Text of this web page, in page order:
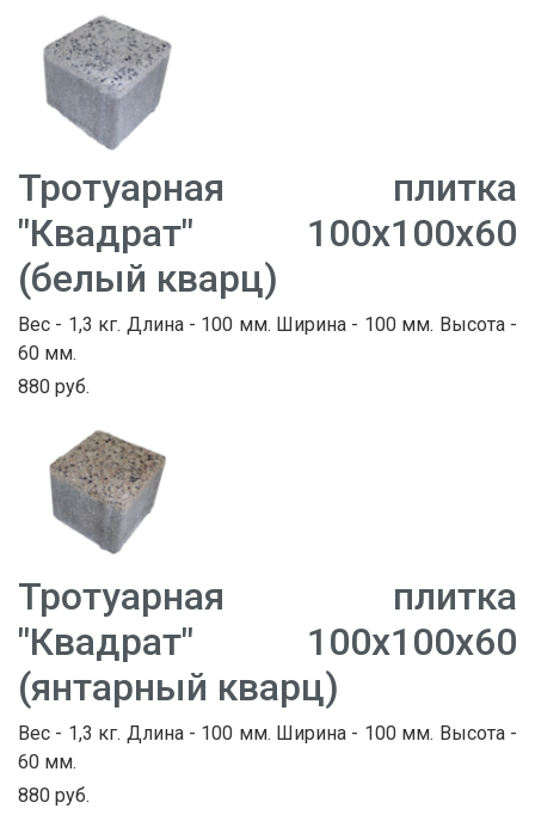
Тротуарная плитка
"Квадрат" 100х100х60
(белый кварц)
Вес - 1,3 кг. Длина - 100 мм. Ширина - 100 мм. Высота -
60 мм.
880 руб.
Тротуарная плитка
"Квадрат" 100х100х60
(янтарный кварц)
Вес - 1,3 кг. Длина - 100 мм. Ширина - 100 мм. Высота -
60 мм.
880 руб.